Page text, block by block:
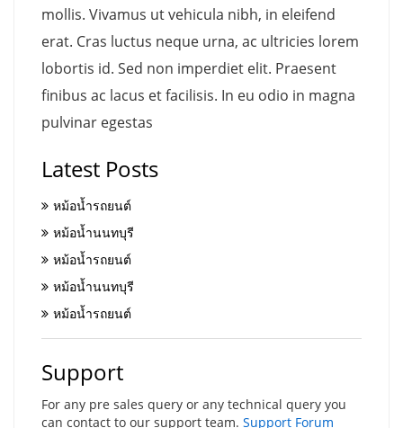
mollis. Vivamus ut vehicula nibh, in eleifend
erat. Cras luctus neque urna, ac ultricies lorem
lobortis id. Sed non imperdiet elit. Praesent
finibus ac lacus et facilisis. In eu odio in magna
pulvinar egestas
Latest Posts
หม้อน้ำรถยนต์
หม้อน้ำนนทบุรี
หม้อน้ำรถยนต์
หม้อน้ำนนทบุรี
หม้อน้ำรถยนต์
Support
For any pre sales query or any technical query you
can contact to our support team. Support Forum